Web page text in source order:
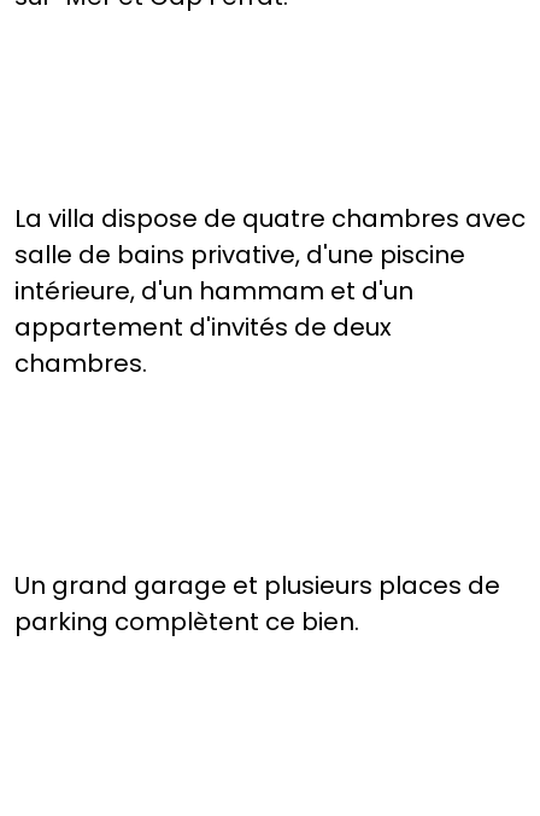
La villa dispose de quatre chambres avec
salle de bains privative, d'une piscine
intérieure, d'un hammam et d'un
appartement d'invités de deux
chambres.
Un grand garage et plusieurs places de
parking complètent ce bien.